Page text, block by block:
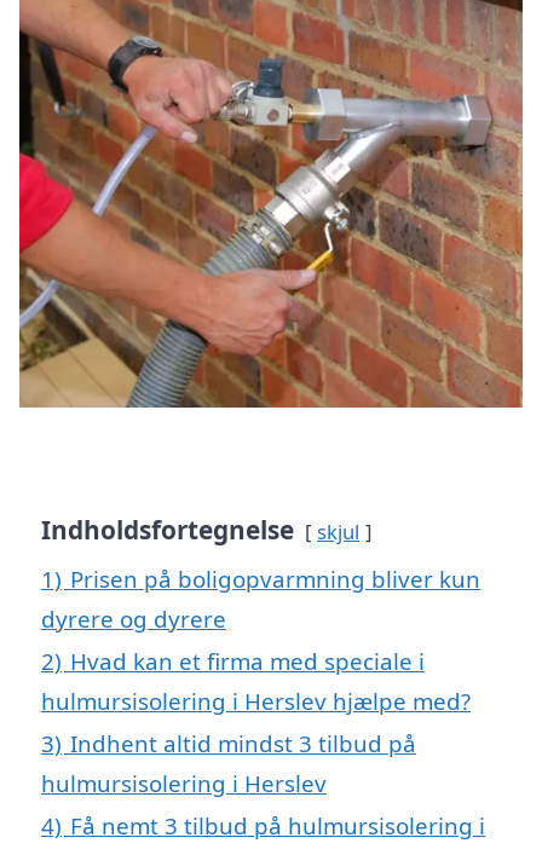
Indholdsfortegnelse skjul
1) Prisen på boligopvarmning bliver kun
dyrere og dyrere
2) Hvad kan et firma med speciale i
hulmursisolering i Herslev hjælpe med?
3) Indhent altid mindst 3 tilbud på
hulmursisolering i Herslev
4) Få nemt 3 tilbud på hulmursisolering i